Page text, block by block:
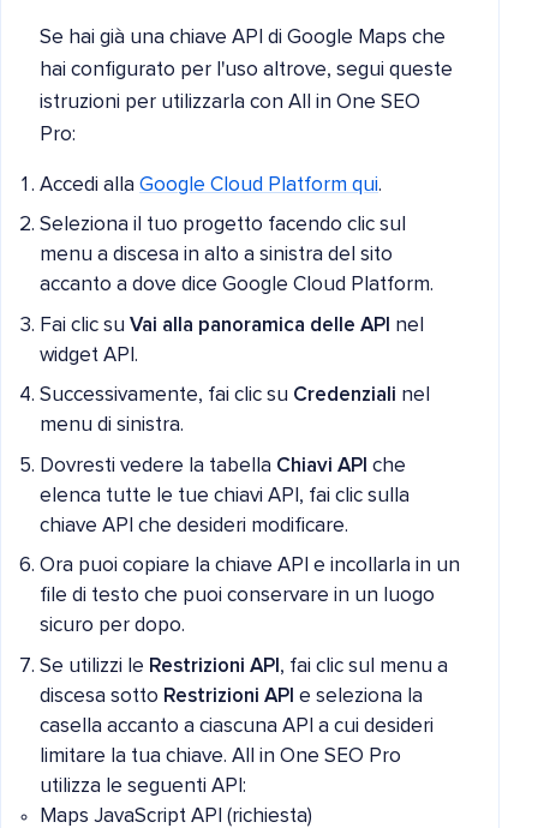
Se hai già una chiave API di Google Maps che
hai configurato per l'uso altrove, segui queste
istruzioni per utilizzarla con All in One SEO
Pro:
Accedi alla Google Cloud Platform qui.
Seleziona il tuo progetto facendo clic sul
menu a discesa in alto a sinistra del sito
accanto a dove dice Google Cloud Platform.
Fai clic su Vai alla panoramica delle API nel
widget API.
Successivamente, fai clic su Credenziali nel
menu di sinistra.
Dovresti vedere la tabella Chiavi API che
elenca tutte le tue chiavi API, fai clic sulla
chiave API che desideri modificare.
Ora puoi copiare la chiave API e incollarla in un
file di testo che puoi conservare in un luogo
sicuro per dopo.
Se utilizzi le Restrizioni API , fai clic sul menu a
discesa sotto Restrizioni API e seleziona la
casella accanto a ciascuna API a cui desideri
limitare la tua chiave. All in One SEO Pro
utilizza le seguenti API:
Maps JavaScript API (richiesta)